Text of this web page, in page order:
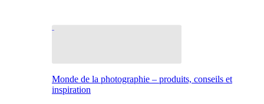
Monde de la photographie – produits, conseils et
inspiration